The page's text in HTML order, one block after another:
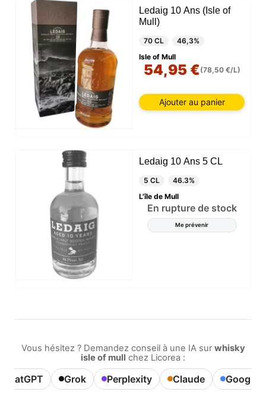
Ledaig 10 Ans (Isle of
Mull)
70 CL
46,3%
Isle of Mull
54,95 €(78,50 €/L)
Ajouter au panier
Ledaig 10 Ans 5 CL
5 CL
46.3%
L'île de Mull
En rupture de stock
Me prévenir
Vous hésitez ? Demandez conseil à une IA sur whisky
isle of mull chez Licorea :
ChatGPT Grok Perplexity Claude Google